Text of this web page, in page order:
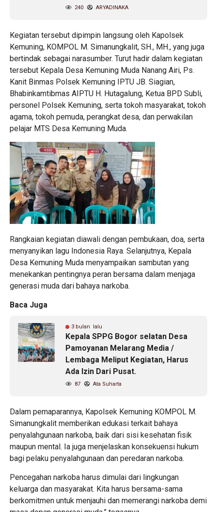
240 ARYADINAKA
Kegiatan tersebut dipimpin langsung oleh Kapolsek
Kemuning, KOMPOL M. Simanungkalit, SH., MH., yang juga
bertindak sebagai narasumber. Turut hadir dalam kegiatan
tersebut Kepala Desa Kemuning Muda Nanang Airi, Ps.
Kanit Binmas Polsek Kemuning IPTU JB. Siagian,
Bhabinkamtibmas AIPTU H. Hutagalung, Ketua BPD Subli,
personel Polsek Kemuning, serta tokoh masyarakat, tokoh
agama, tokoh pemuda, perangkat desa, dan perwakilan
pelajar MTS Desa Kemuning Muda.
Rangkaian kegiatan diawali dengan pembukaan, doa, serta
menyanyikan lagu Indonesia Raya. Selanjutnya, Kepala
Desa Kemuning Muda menyampaikan sambutan yang
menekankan pentingnya peran bersama dalam menjaga
generasi muda dari bahaya narkoba.
Baca Juga
3 bulan lalu
Kepala SPPG Bogor selatan Desa
Pamoyanan Melarang Media /
Lembaga Meliput Kegiatan, Harus
Ada Izin Dari Pusat.
87 Ata Suharta
Dalam pemaparannya, Kapolsek Kemuning KOMPOL M.
Simanungkalit memberikan edukasi terkait bahaya
penyalahgunaan narkoba, baik dari sisi kesehatan fisik
maupun mental. Ia juga menjelaskan konsekuensi hukum
bagi pelaku penyalahgunaan dan peredaran narkoba.
Pencegahan narkoba harus dimulai dari lingkungan
keluarga dan masyarakat. Kita harus bersama-sama
berkomitmen untuk menjauhi dan memerangi narkoba demi